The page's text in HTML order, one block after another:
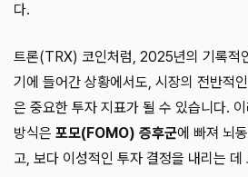
다.
트론(TRX) 코인처럼, 2025년의 기록적
기에 들어간 상황에서도, 시장의 전반적
은 중요한 투자 지표가 될 수 있습니다.
방식은 포모(FOMO) 증후군에 빠져 뇌
고, 보다 이성적인 투자 결정을 내리는 데